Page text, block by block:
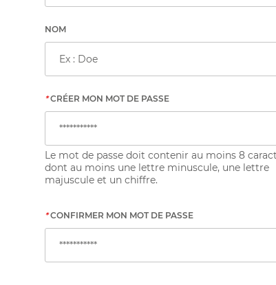
NOM
*CRÉER MON MOT DE PASSE
Le mot de passe doit contenir au moins 8
dont au moins une lettre minuscule, une lettre
majuscule et un chiffre.
*CONFIRMER MON MOT DE PASSE